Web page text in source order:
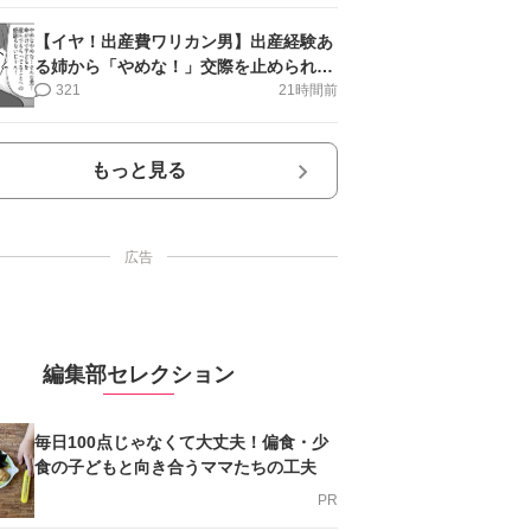
【イヤ！出産費ワリカン男】出産経験あ
る姉から「やめな！」交際を止められ＜
第12話＞#4コマ母道場
21時間前
321
もっと見る
広告
編集部セレクション
毎日100点じゃなくて大丈夫！偏食・少
食の子どもと向き合うママたちの工夫
PR